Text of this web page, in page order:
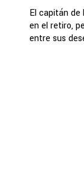
El capitán de
en el retiro,
entre sus